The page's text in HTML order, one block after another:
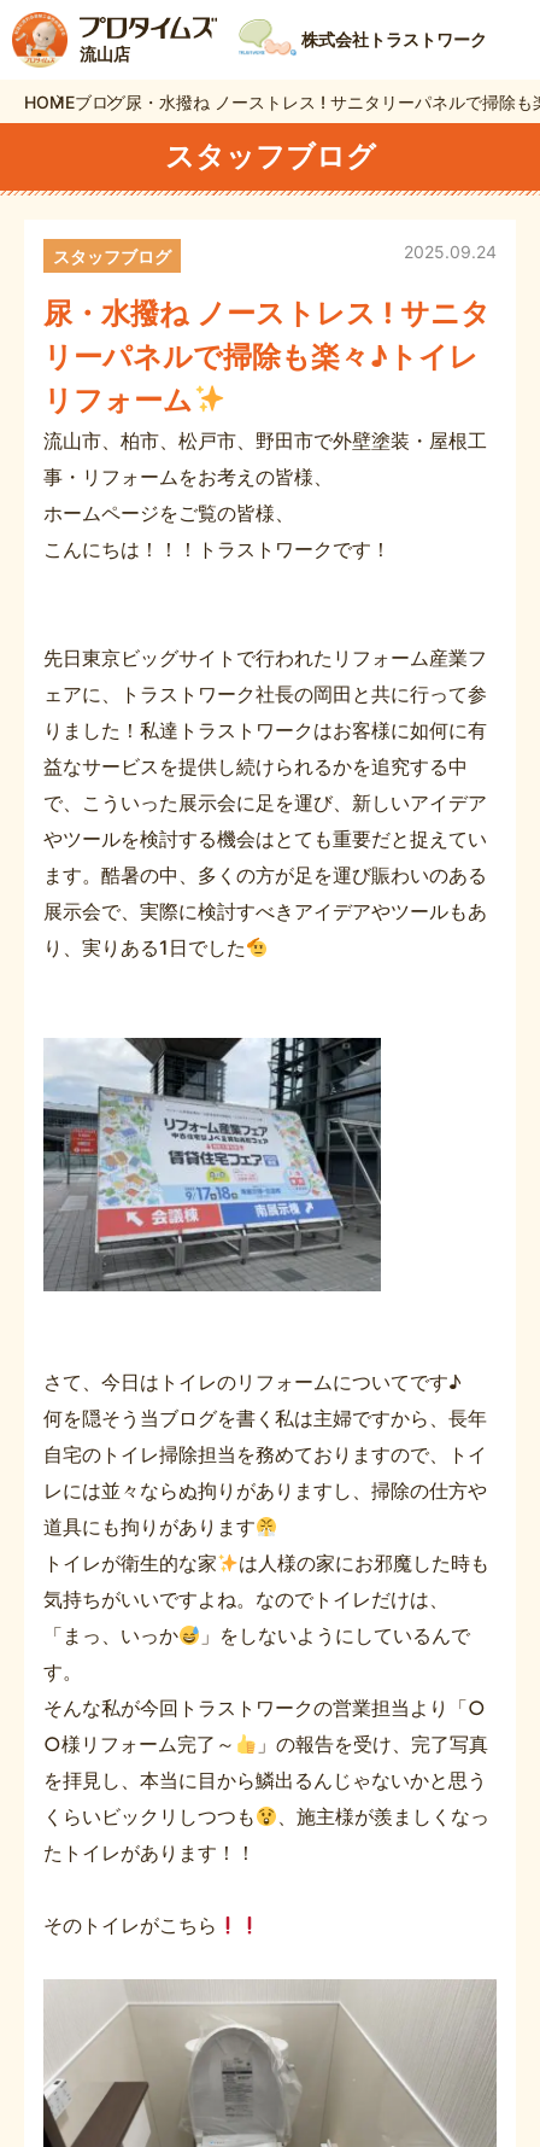
流山店
株式会社トラストワーク
HOMEブログ尿・水撥ね ノーストレス ! サニタリーパネルで掃除
スタッフブログ
尿・水撥ね ノーストレス ! サニタ
リーパネルで掃除も楽々♪トイレ
リフォーム
2025.09.24
スタッフブログ
流山市、柏市、松戸市、野田市で外壁塗装・屋根工
事・リフォームをお考えの皆様、
ホームページをご覧の皆様、
こんにちは！！！トラストワークです！
先日東京ビッグサイトで行われたリフォーム産業フ
ェアに、トラストワーク社長の岡田と共に行って参
りました！私達トラストワークはお客様に如何に有
益なサービスを提供し続けられるかを追究する中
で、こういった展示会に足を運び、新しいアイデア
やツールを検討する機会はとても重要だと捉えてい
ます。酷暑の中、多くの方が足を運び賑わいのある
展示会で、実際に検討すべきアイデアやツールもあ
り、実りある1日でした
さて、今日はトイレのリフォームについてです♪
何を隠そう当ブログを書く私は主婦ですから、長年
自宅のトイレ掃除担当を務めておりますので、トイ
レには並々ならぬ拘りがありますし、掃除の仕方や
道具にも拘りがあります
トイレが衛生的な家
は人様の家にお邪魔した時も
気持ちがいいですよね。なのでトイレだけは、
「まっ、いっか
」をしないようにしているんで
す。
そんな私が今回トラストワークの営業担当より「○
○様リフォーム完了～
」の報告を受け、完了写真
を拝見し、本当に目から鱗出るんじゃないかと思う
くらいビックリしつつも
、施主様が羨ましくなっ
たトイレがあります！！
そのトイレがこちら